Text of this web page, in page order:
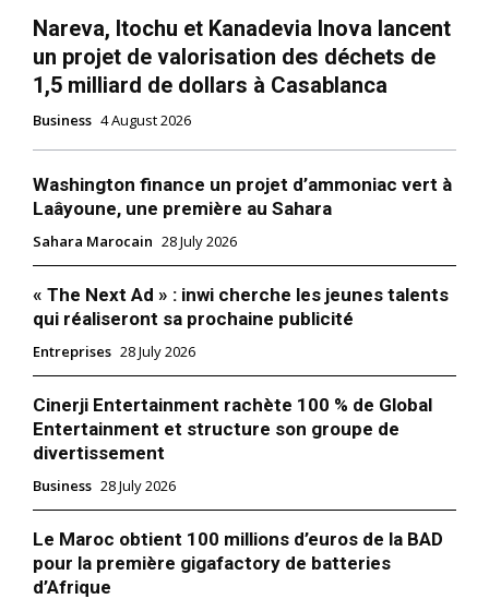
Nareva, Itochu et Kanadevia Inova lancent
un projet de valorisation des déchets de
1,5 milliard de dollars à Casablanca
Business 4 August 2026
Washington finance un projet d’ammoniac vert à
Laâyoune, une première au Sahara
Sahara Marocain 28 July 2026
« The Next Ad » : inwi cherche les jeunes talents
qui réaliseront sa prochaine publicité
Entreprises 28 July 2026
Cinerji Entertainment rachète 100 % de Global
Entertainment et structure son groupe de
divertissement
Business 28 July 2026
Le Maroc obtient 100 millions d’euros de la BAD
pour la première gigafactory de batteries
d’Afrique